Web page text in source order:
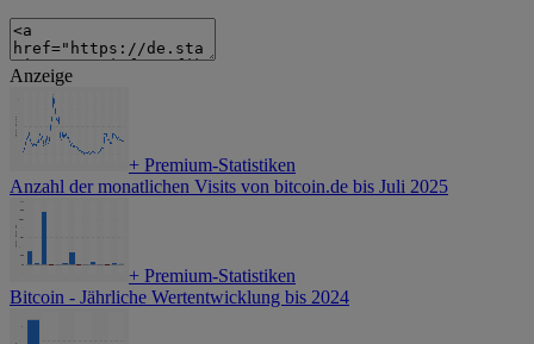
Anzeige
+ Premium-Statistiken
Anzahl der monatlichen Visits von bitcoin.de bis Juli 2025
+ Premium-Statistiken
Bitcoin - Jährliche Wertentwicklung bis 2024